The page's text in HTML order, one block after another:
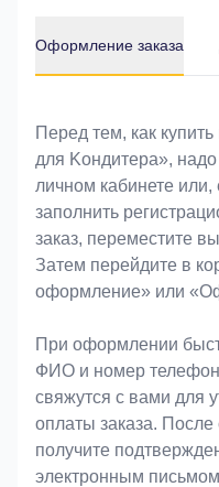
Оформление заказа
Оформление заказа
Перед тем, как
для Koндитeрa»,
личном кабинете
заполнить
заказ, переместите
Затем перейдите в
оформление» или
При оформлении
ФИО и номер
свяжутся с вами для
оплаты заказа.
получите
электронным